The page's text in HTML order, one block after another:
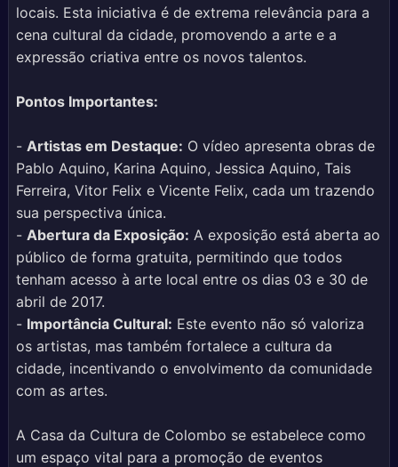
locais. Esta iniciativa é de extrema relevância para a
cena cultural da cidade, promovendo a arte e a
expressão criativa entre os novos talentos.
Pontos Importantes:
- Artistas em Destaque: O vídeo apresenta obras de
Pablo Aquino, Karina Aquino, Jessica Aquino, Tais
Ferreira, Vitor Felix e Vicente Felix, cada um trazendo
sua perspectiva única.
- Abertura da Exposição: A exposição está aberta ao
público de forma gratuita, permitindo que todos
tenham acesso à arte local entre os dias 03 e 30 de
abril de 2017.
- Importância Cultural: Este evento não só valoriza
os artistas, mas também fortalece a cultura da
cidade, incentivando o envolvimento da comunidade
com as artes.
A Casa da Cultura de Colombo se estabelece como
um espaço vital para a promoção de eventos